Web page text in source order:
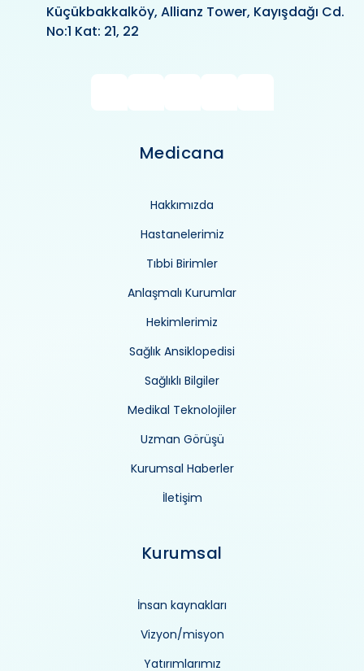
Küçükbakkalköy, Allianz Tower, Kayışdağı Cd.
No:1 Kat: 21, 22
Medicana
Hakkımızda
Hastanelerimiz
Tıbbi Birimler
Anlaşmalı Kurumlar
Hekimlerimiz
Sağlık Ansiklopedisi
Sağlıklı Bilgiler
Medikal Teknolojiler
Uzman Görüşü
Kurumsal Haberler
İletişim
Kurumsal
İnsan kaynakları
Vizyon/misyon
Yatırımlarımız